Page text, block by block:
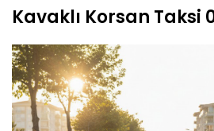
Kavaklı Korsan Taksi